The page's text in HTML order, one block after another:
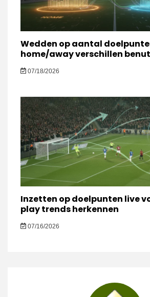
Wedden op aantal
home/away verschillen
07/18/2026
Inzetten op doelpunten live
play trends herkennen
07/16/2026